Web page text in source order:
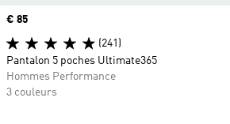
Prix
€ 85
(241)
Pantalon 5 poches Ultimate365
Hommes Performance
3 couleurs